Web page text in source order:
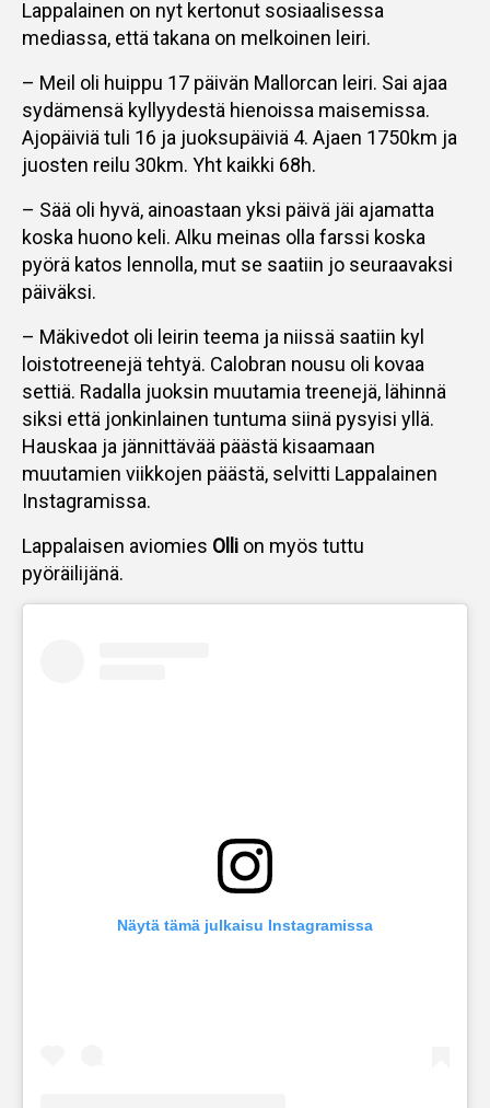
Lappalainen on nyt kertonut sosiaalisessa
mediassa, että takana on melkoinen leiri.
– Meil oli huippu 17 päivän Mallorcan leiri. Sai ajaa
sydämensä kyllyydestä hienoissa maisemissa.
Ajopäiviä tuli 16 ja juoksupäiviä 4. Ajaen 1750km ja
juosten reilu 30km. Yht kaikki 68h.
– Sää oli hyvä, ainoastaan yksi päivä jäi ajamatta
koska huono keli. Alku meinas olla farssi koska
pyörä katos lennolla, mut se saatiin jo seuraavaksi
päiväksi.
– Mäkivedot oli leirin teema ja niissä saatiin kyl
loistotreenejä tehtyä. Calobran nousu oli kovaa
settiä. Radalla juoksin muutamia treenejä, lähinnä
siksi että jonkinlainen tuntuma siinä pysyisi yllä.
Hauskaa ja jännittävää päästä kisaamaan
muutamien viikkojen päästä, selvitti Lappalainen
Instagramissa.
Lappalaisen aviomies Olli on myös tuttu
pyöräilijänä.
Näytä tämä julkaisu Instagramissa